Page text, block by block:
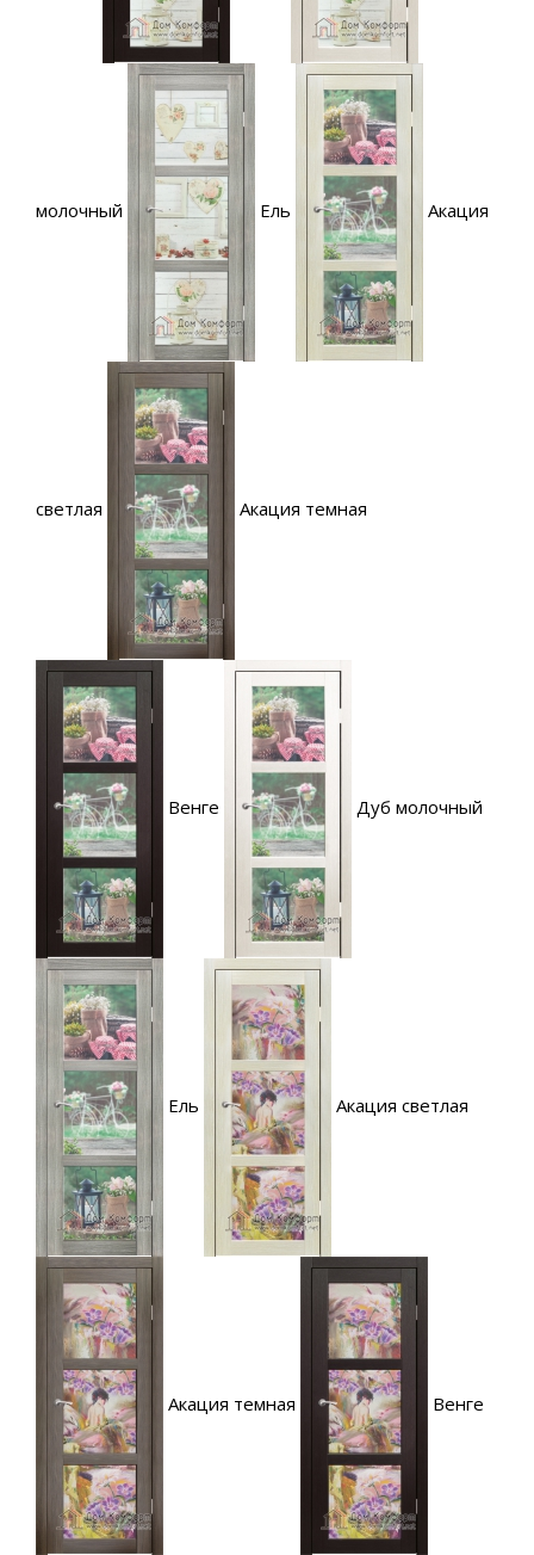
молочный Ель Акация
светлая Акация темная
Венге Дуб молочный
Ель Акация светлая
Акация темная Венге